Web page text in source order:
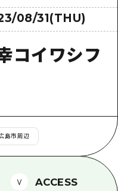
のお知らせ
送サービス
ス
国人旅行者向け情報一
ド
の皆さま
08/31(THU)
コイワシフ
島市周辺
ACCESS